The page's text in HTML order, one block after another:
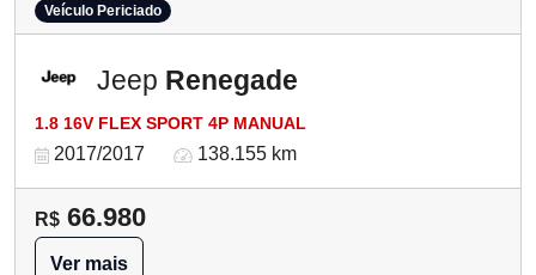
Veículo Periciado
Jeep Renegade
1.8 16V FLEX SPORT 4P MANUAL
2017/2017 138.155 km
R$ 66.980
Ver mais